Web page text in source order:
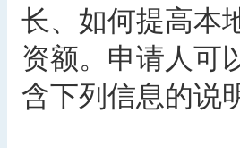
长、如何提高本
资额。申请人可
含下列信息的说